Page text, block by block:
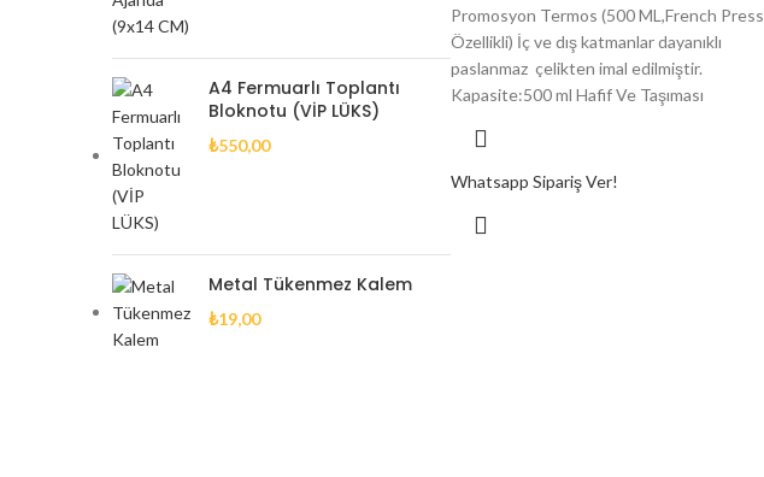
A4 Fermuarlı Toplantı
Bloknotu (VİP LÜKS)
₺550,00
Metal Tükenmez Kalem
₺19,00
Promosyon Termos (500 ML,French Press
Özellikli) İç ve dış katmanlar dayanıklı
paslanmaz çelikten imal edilmiştir.
Kapasite:500 ml Hafif Ve Taşıması
Whatsapp Sipariş Ver!